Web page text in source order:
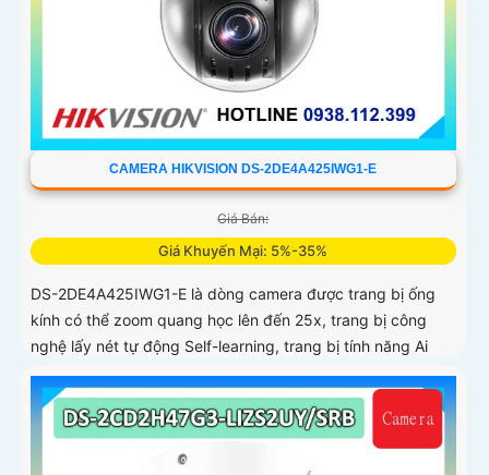
CAMERA HIKVISION DS-2DE4A425IWG1-E
Giá Bán:
Giá Khuyến Mại: 5%-35%
DS-2DE4A425IWG1-E là dòng camera được trang bị ống
kính có thể zoom quang học lên đến 25x, trang bị công
nghệ lấy nét tự động Self-learning, trang bị tính năng Ai
nhận diện chính xác tích hợp AcuSearch khi kết hợp chung
với đầu ghi hình, nhìn ban đêm bằng hồng ngoại 50m